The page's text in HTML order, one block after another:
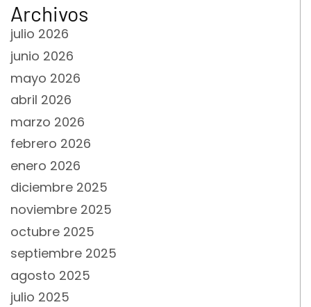
Archivos
julio 2026
junio 2026
mayo 2026
abril 2026
marzo 2026
febrero 2026
enero 2026
diciembre 2025
noviembre 2025
octubre 2025
septiembre 2025
agosto 2025
julio 2025